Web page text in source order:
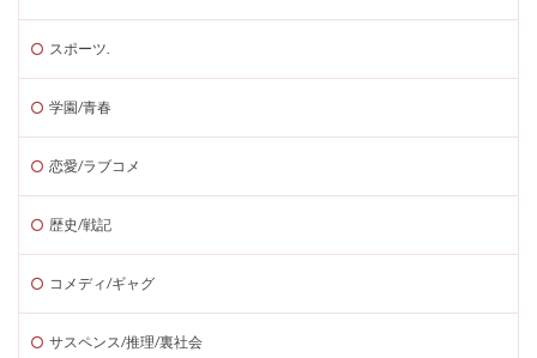
スポーツ.
学園/青春
恋愛/ラブコメ
歴史/戦記
コメディ/ギャグ
サスペンス/推理/裏社会